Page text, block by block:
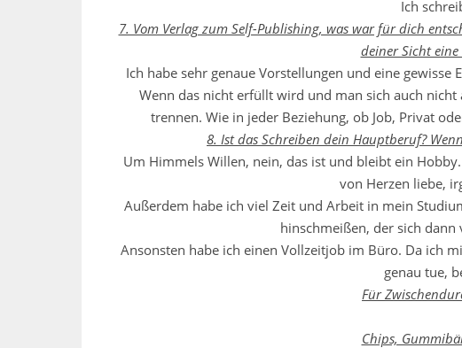
Ich
7. Vom Verlag zum Self-Publishing, was war für dich
deiner Sicht
Ich habe sehr genaue Vorstellungen und eine
Wenn das nicht erfüllt wird und man sich auch nicht
trennen. Wie in jeder Beziehung, ob Job, Privat
8. Ist das Schreiben dein Hauptberuf?
Um Himmels Willen, nein, das ist und bleibt ein
von Herzen liebe,
Außerdem habe ich viel Zeit und Arbeit in mein
hinschmeißen, der sich
Ansonsten habe ich einen Vollzeitjob im Büro. Da ich
genau tue,
Für
Chips,